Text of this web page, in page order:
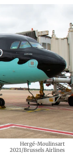
Hergé-Moulinsart
2021/Brussels Airlines